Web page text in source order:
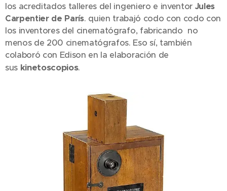
los acreditados talleres del ingeniero e inventor Jules
Carpentier de París. quien trabajó codo con codo con
los inventores del cinematógrafo, fabricando no
menos de 200 cinematógrafos. Eso sí, también
colaboró con Edison en la elaboración de
sus kinetoscopios.